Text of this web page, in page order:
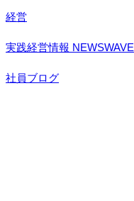
経営
実践経営情報 NEWSWAVE
社員ブログ